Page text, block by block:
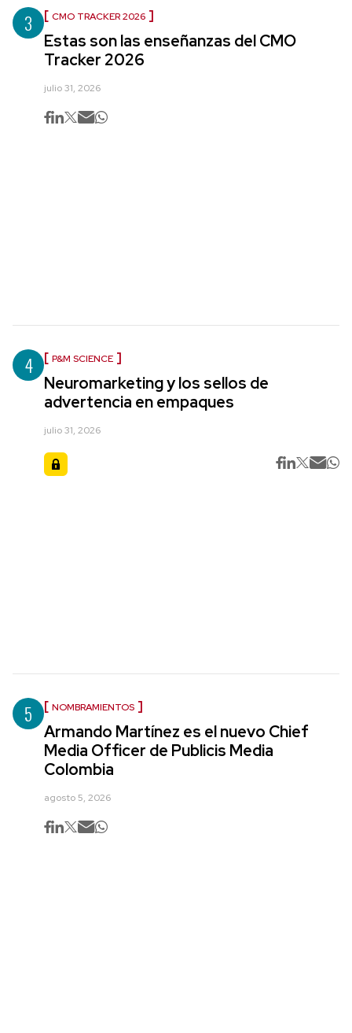
3 CMO TRACKER 2026
Estas son las enseñanzas del CMO
Tracker 2026
julio 31, 2026
4 P&M SCIENCE
Neuromarketing y los sellos de
advertencia en empaques
julio 31, 2026
5 NOMBRAMIENTOS
Armando Martínez es el nuevo Chief
Media Officer de Publicis Media
Colombia
agosto 5, 2026